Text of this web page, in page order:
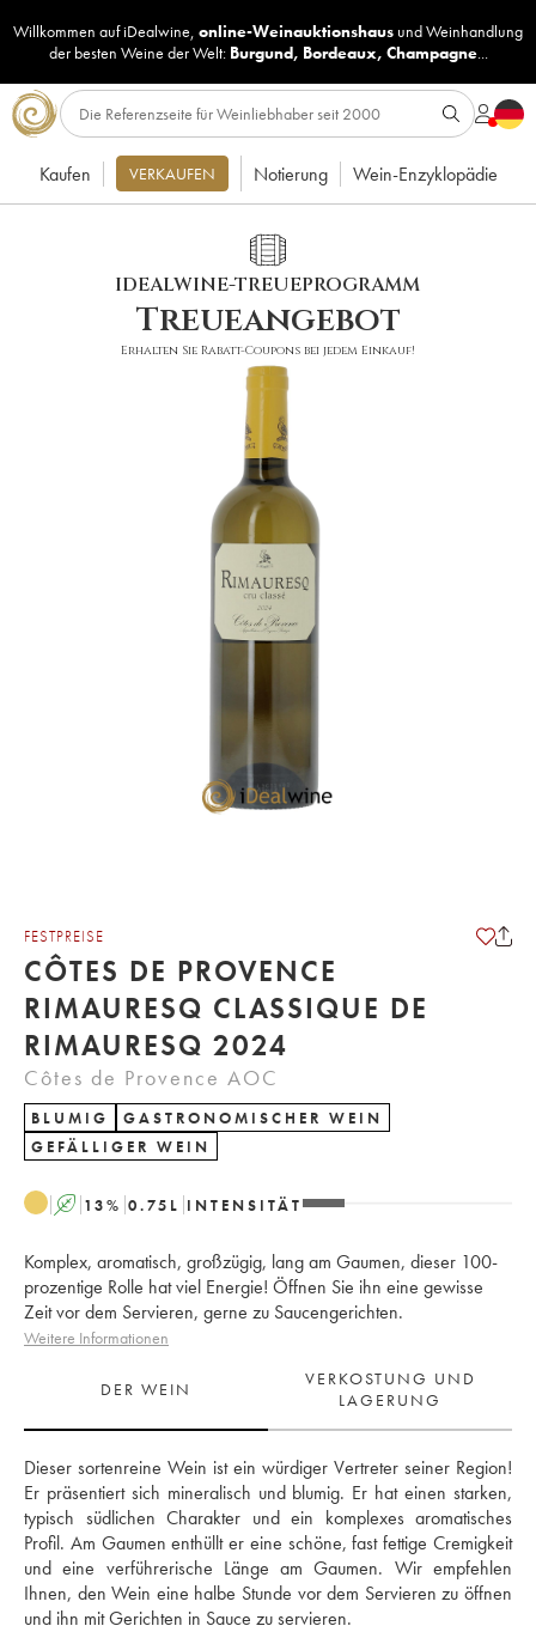
Willkommen auf iDealwine, online-Weinauktionshaus undWeinhandlung
der besten Weine der Welt: Burgund, Bordeaux, Champagne...
Kaufen VERKAUFEN Notierung Wein-Enzyklopädie
IDEALWINE-TREUEPROGRAMM
Treueangebot
Erhalten Sie Rabatt-Coupons bei jedem Einkauf!
FESTPREISE
CÔTES DE PROVENCE
RIMAURESQ CLASSIQUE DE
RIMAURESQ 2024
Côtes de Provence AOC
BLUMIG
GASTRONOMISCHER WEIN
GEFÄLLIGER WEIN
A 13% 0.75 L INTENSITÄT
Komplex, aromatisch, großzügig, lang am Gaumen, dieser 100-
prozentige Rolle hat viel Energie! Öffnen Sie ihn eine gewisse
Zeit vor dem Servieren, gerne zu Saucengerichten.
Weitere Informationen
DER WEIN
VERKOSTUNG UND
LAGERUNG
Dieser sortenreine Wein ist ein würdiger Vertreter seiner Region!
Er präsentiert sich mineralisch und blumig. Er hat einen starken,
typisch südlichen Charakter und ein komplexes aromatisches
Profil. Am Gaumen enthüllt er eine schöne, fast fettige Cremigkeit
und eine verführerische Länge am Gaumen. Wir empfehlen
Ihnen, den Wein eine halbe Stunde vor dem Servieren zu öffnen
und ihn mit Gerichten in Sauce zu servieren.